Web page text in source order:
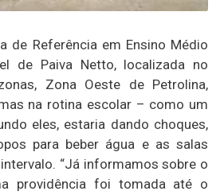
de Referência em Ensino Médio
de Paiva Netto, localizada no
Zona Oeste de Petrolina,
na rotina escolar – como um
eles, estaria dando choques,
para beber água e as salas
“Já informamos sobre o
providência foi tomada até o